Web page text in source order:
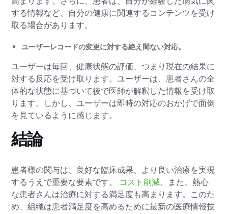
する情報など、自分の健康に関連するコンテンツを受け
取る場合があります。
ユーザーレコードの変更に対する絶え間ない対応。
ユーザーは毎回、健康状態の評価、つまり現在の結果に
対する反応を受け取ります。ユーザーは、患者さんの全
体的な状態に基づいて後で医師が解釈した情報を受け取
ります。しかし、ユーザーは即時の対応のおかげで面倒
を見ているように感じます。
結論
患者様の関与は、良好な臨床成果、より良い治療を実現
するうえで重要な要素です。
コスト削減。また、熱心
な患者さんは治療に対する満足度も高まります。このた
め、組織は患者満足度を高めるために最新の医療情報技